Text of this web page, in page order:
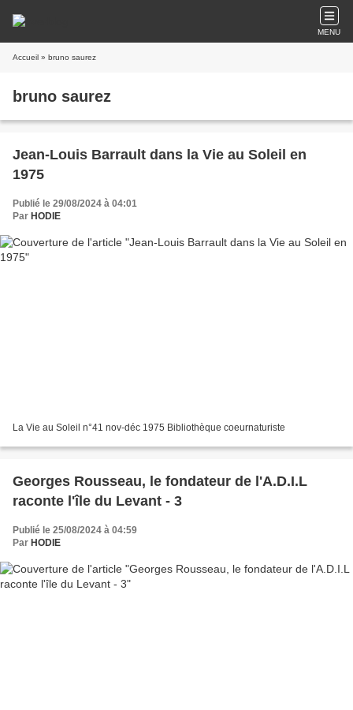
MENU
Accueil » bruno saurez
bruno saurez
Jean-Louis Barrault dans la Vie au Soleil en
1975
Publié le 29/08/2024 à 04:01
Par HODIE
La Vie au Soleil n°41 nov-déc 1975 Bibliothèque coeurnaturiste
Georges Rousseau, le fondateur de l'A.D.I.L
raconte l'île du Levant - 3
Publié le 25/08/2024 à 04:59
Par HODIE